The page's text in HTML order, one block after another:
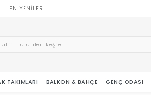
EN YENILER
TAKIMLARI BALKON & BAHÇE GENÇ ODASI